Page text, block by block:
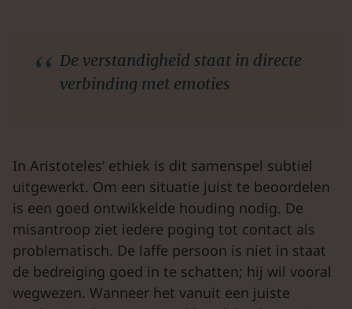
De verstandigheid staat in directe
verbinding met emoties
In Aristoteles’ ethiek is dit samenspel subtiel
uitgewerkt. Om een situatie juist te beoordelen
is een goed ontwikkelde houding nodig. De
misantroop ziet iedere poging tot contact als
problematisch. De laffe persoon is niet in staat
de bedreiging goed in te schatten; hij wil vooral
wegwezen. Wanneer het vanuit een juiste